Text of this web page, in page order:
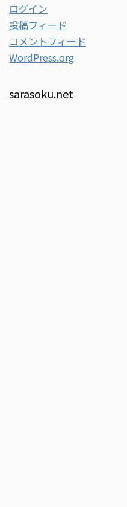
ログイン
投稿フィード
コメントフィード
WordPress.org
sarasoku.net